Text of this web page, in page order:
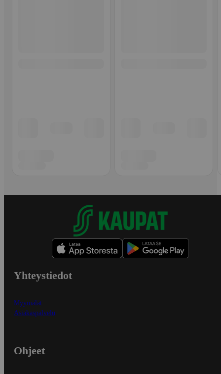
Yhteystiedot
Myymälät
Asiakaspalvelu
Ohjeet